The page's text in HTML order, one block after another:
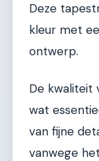
Deze
kleur met
ontwerp.
De kwaliteit
wat
van fijne
vanwege